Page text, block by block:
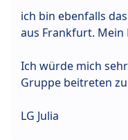
ich bin ebenfalls
aus Frankfurt. Mein
Ich würde mich
Gruppe beitreten
LG Julia